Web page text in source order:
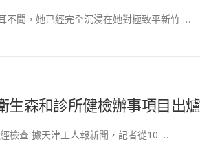
不聞，她已經完全沉浸在她對極致平新竹 …
生森和診所健檢辦事項目出爐
查 據天津工人報新聞，記者從10 …